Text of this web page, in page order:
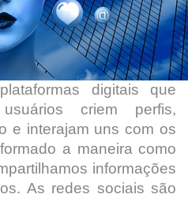
digitais que
criem perfis,
e interajam uns com os
a maneira como
informações
As redes sociais são